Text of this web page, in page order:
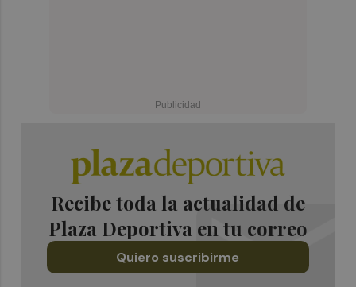
Recibe toda la actualidad de
Plaza Deportiva en tu correo
Quiero suscribirme